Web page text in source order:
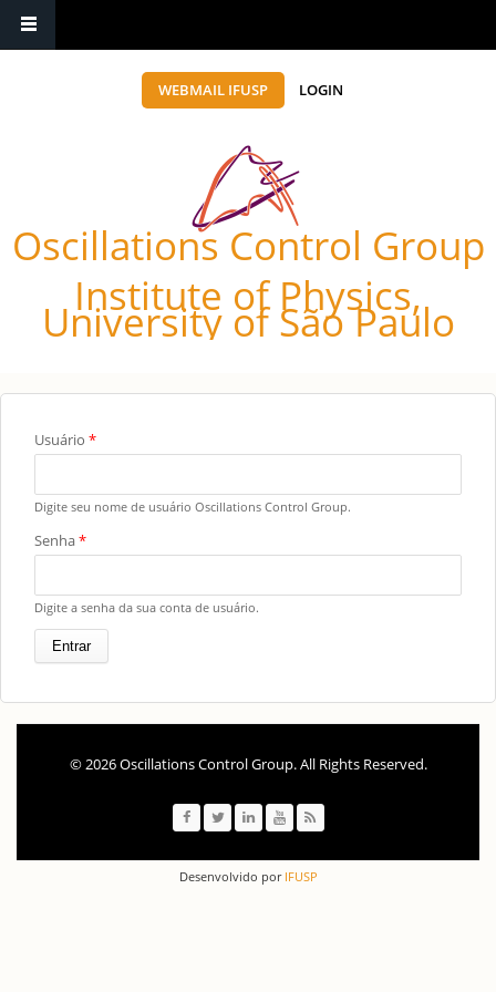
WEBMAIL IFUSP LOGIN
Oscillations Control Group
Institute of Physics,
University of São Paulo
Você está aqui
Usuário *
Digite seu nome de usuário Oscillations Control Group.
Senha*
Digite a senha da sua conta de usuário.
© 2026 Oscillations Control Group. All Rights Reserved.
Desenvolvido porIFUSP